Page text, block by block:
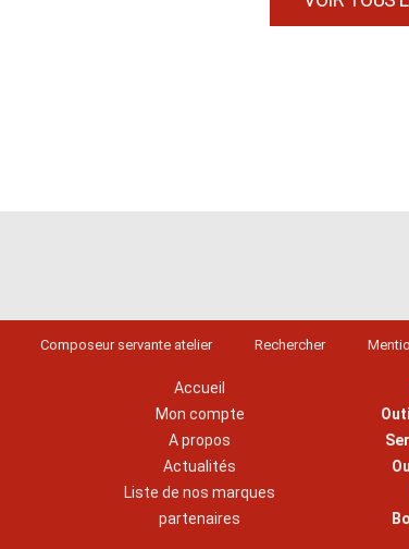
Composeur servante atelier Rechercher
Accueil
Mon compte
A propos
Actualités
Liste de nos marques
partenaires